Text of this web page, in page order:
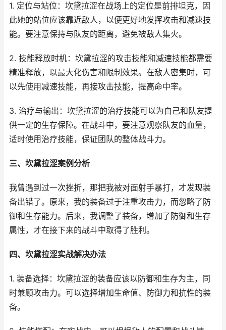
1. 定位与站位：坎黛拉涩在战场上的定位是前排坦克，因
此她的站位应该靠近敌人，以便更好地发挥攻击和减速技
能。要注意保持与队友的距离，避免被敌人集火。
2. 技能释放时机：坎黛拉涩的攻击技能和减速技能都需要
精准释放，以最大化伤害和限制效果。在敌人密集时，可
以先使用减速技能，再接攻击技能，提高命中率。
3. 治疗与输出：坎黛拉涩的治疗技能可以为自己和队友提
供一定的生存保障。在战斗中，要注意观察队友的血量，
适时使用治疗技能，保证团队的整体战斗力。
三、坎黛拉涩案例分析
我曾遇到过一次挫折，那把我被对面射手暴打，才发现装
备出错了。原来，我的装备过于注重攻击力，而忽略了防
御和生存能力。后来，我调整了装备，增加了防御和生存
属性，才在接下来的战斗中取得了胜利。
四、坎黛拉涩实战解决办法
1. 装备选择：坎黛拉涩的装备应该以防御和生存为主，同
时兼顾攻击力。可以选择增加生命值、防御力和抗性的装
备。